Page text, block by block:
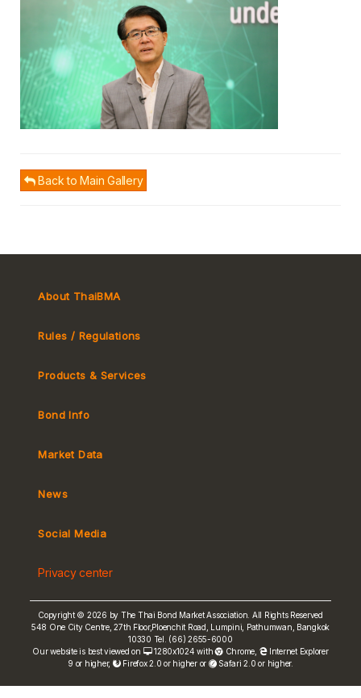
Back to Main Gallery
About ThaiBMA
Rules / Regulations
Market Convention
Products & Services
Bond Info
Market Data
Yield Curve
Non-resident Flows
FRN Rate
News
Social Media
Privacy center
Copyright © 2026 by The Thai Bond Market Association. All Rights Reserved
548 One City Centre, 27th Floor,Ploenchit Road, Lumpini, Pathumwan, Bangkok
10330 Tel. (66) 2655-6000
Our website is best viewed on
1280x1024 with Chrome
Internet Explorer
9 or higher,
Firefox 2.0 or higher or Safari 2.0 or higher.